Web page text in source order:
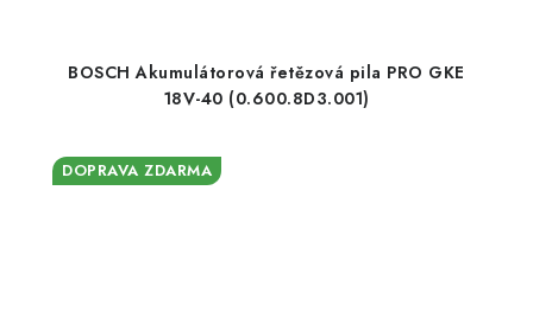
BOSCH Akumulátorová řetězová pila PRO GKE
18V-40 (0.600.8D3.001)
DOPRAVA ZDARMA